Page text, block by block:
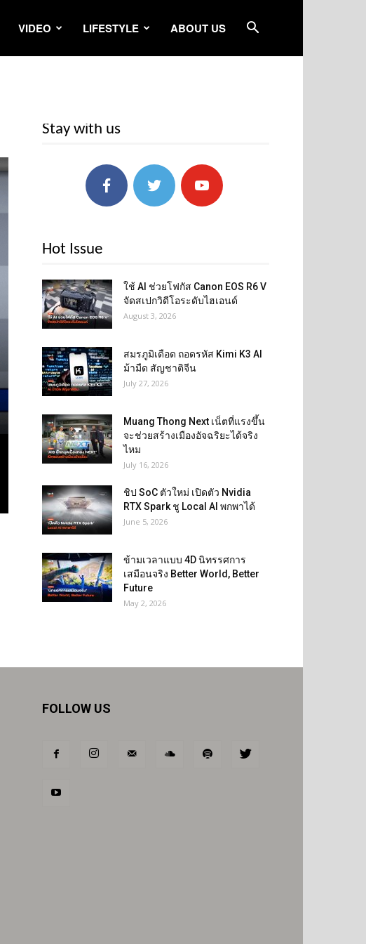
VIDEO LIFESTYLE ABOUT US
Stay with us
Hot Issue
ใช้ AI ช่วยโฟกัส Canon EOS R6 V
จัดสเปกวิดีโอระดับไฮเอนด์
August 3, 2026
สมรภูมิเดือด ถอดรหัส Kimi K3 AI
ม้ามืด สัญชาติจีน
July 27, 2026
Muang Thong Next เน็ตที่แรงขึ้น
จะช่วยสร้างเมืองอัจฉริยะได้จริง
ไหม
July 16, 2026
ชิป SoC ตัวใหม่ เปิดตัว Nvidia
RTX Spark ชู Local AI พกพาได้
June 5, 2026
ข้ามเวลาแบบ 4D นิทรรศการ
เสมือนจริง Better World, Better
Future
May 2, 2026
FOLLOW US